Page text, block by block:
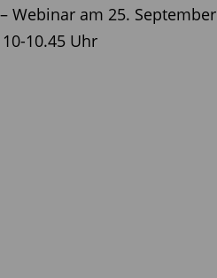
Webinar am 25. September
10.45 Uhr